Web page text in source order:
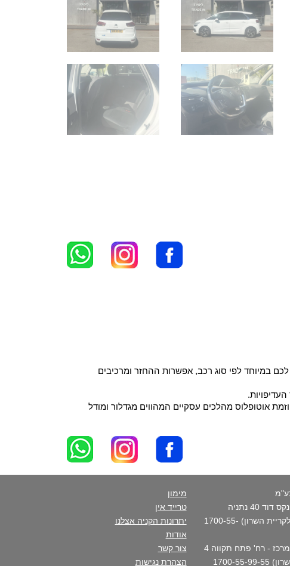
במיוחד לפי סוג רכב, אפשרות ההחזר ומרכיבים
אוטופלוס מהלכים עסקיים המהווים מגדלור ומודל
סניף ראשי - רח' פנקס דוד 40 נתניה
(בכניסה הצפונית לקריית השרון) 1700-55-
סניף העיר- נתניה מרכז - רח' פתח תקווה 4
99-55
מימון
טרייד אין
יתרונות הקניה אצלנו
אודות
צור קשר
הצהרת נגישות